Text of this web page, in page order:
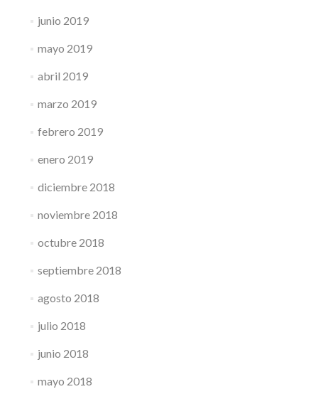
junio 2019
mayo 2019
abril 2019
marzo 2019
febrero 2019
enero 2019
diciembre 2018
noviembre 2018
octubre 2018
septiembre 2018
agosto 2018
julio 2018
junio 2018
mayo 2018